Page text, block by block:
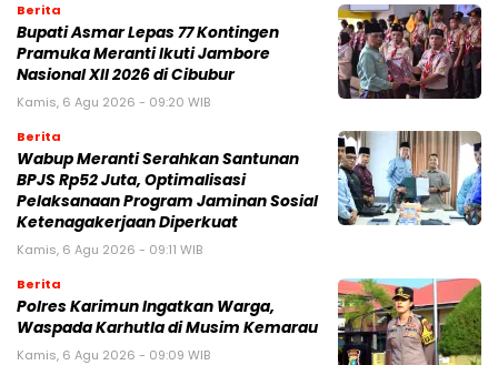
Berita
Bupati Asmar Lepas 77 Kontingen
Pramuka Meranti Ikuti Jambore
Nasional XII 2026 di Cibubur
Kamis, 6 Agu 2026 - 09:20 WIB
Berita
Wabup Meranti Serahkan Santunan
BPJS Rp52 Juta, Optimalisasi
Pelaksanaan Program Jaminan Sosial
Ketenagakerjaan Diperkuat
Kamis, 6 Agu 2026 - 09:11 WIB
Berita
Polres Karimun Ingatkan Warga,
Waspada Karhutla di Musim Kemarau
Kamis, 6 Agu 2026 - 09:09 WIB